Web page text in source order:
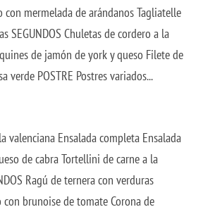
mermelada de arándanos Tagliatelle
SEGUNDOS Chuletas de cordero a la
de jamón de york y queso Filete de
verde POSTRE Postres variados...
valenciana Ensalada completa Ensalada
de cabra Tortellini de carne a la
Ragú de ternera con verduras
brunoise de tomate Corona de